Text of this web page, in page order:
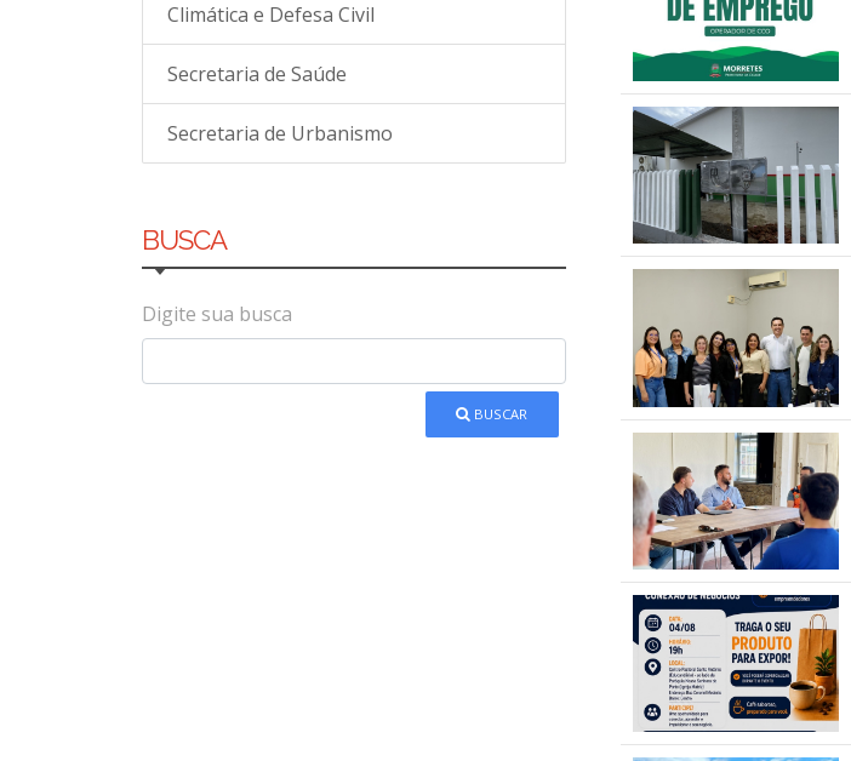
Climática e Defesa Civil
Secretaria de Saúde
Secretaria de Urbanismo
BUSCA
Digite sua busca
BUSCAR